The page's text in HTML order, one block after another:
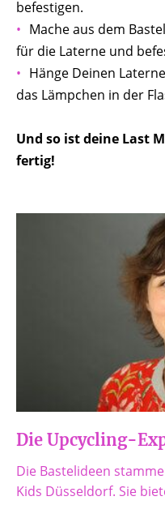
befestigen.
Mache aus dem
für die Laterne und
Hänge Deinen
das Lämpchen in der
Und so ist deine Last
fertig!
Die Upcycling-
Die Bastelideen
Kids Düsseldorf. Sie